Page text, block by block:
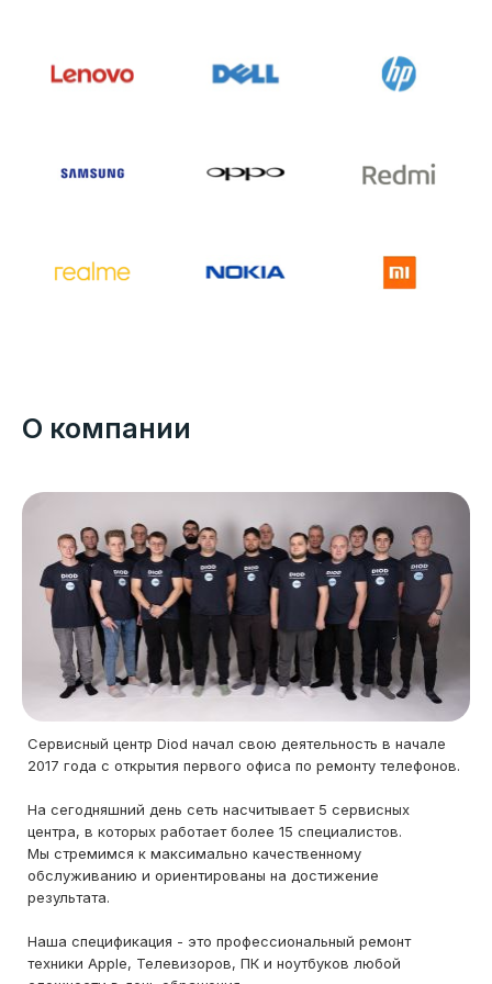
О компании
Сервисный центр Diod начал свою деятельность в начале
2017 года с открытия первого офиса по ремонту телефонов.
На сегодняшний день сеть насчитывает 5 сервисных
центра, в которых работает более 15 специалистов.
Мы стремимся к максимально качественному
обслуживанию и ориентированы на достижение
результата.
Наша спецификация - это профессиональный ремонт
техники Apple, Телевизоров, ПК и ноутбуков любой